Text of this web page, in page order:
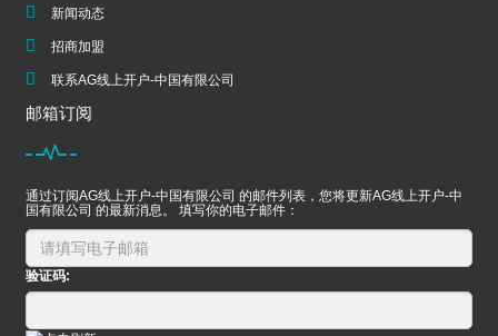
新闻动态
招商加盟
联系AG线上开户-中国有限公司
邮箱订阅
通过订阅AG线上开户-中国有限公司 的邮件列表，您将更新AG线上开户-中
国有限公司 的最新消息。 填写你的电子邮件：
验证码: